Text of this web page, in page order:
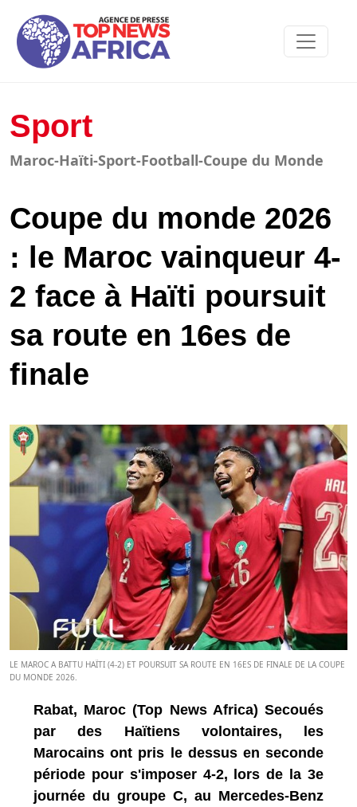
Sport
Maroc-Haïti-Sport-Football-Coupe du Monde
Coupe du monde 2026
: le Maroc vainqueur 4-
2 face à Haïti poursuit
sa route en 16es de
finale
LE MAROC A BATTU HAÏTI (4-2) ET POURSUIT SA ROUTE EN 16ES DE FINALE DE LA COUPE
DU MONDE 2026.
Rabat, Maroc (Top News Africa) Secoués
par des Haïtiens volontaires, les
Marocains ont pris le dessus en seconde
période pour s'imposer 4-2, lors de la 3e
journée du groupe C, au Mercedes-Benz